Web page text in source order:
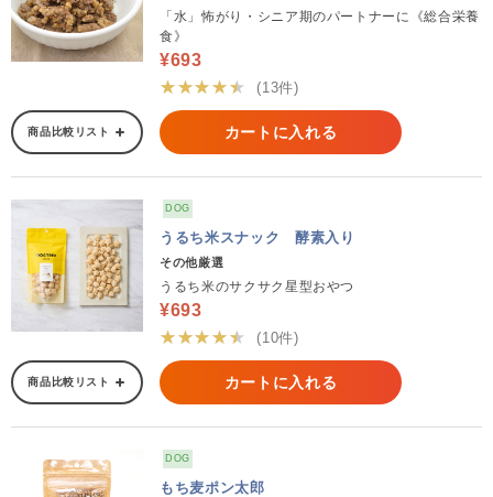
「水」怖がり・シニア期のパートナーに《総合栄養
食》
¥693
★★★★★
(13件)
商品比較リスト カートに入れる
DOG
うるち米スナック 酵素入り
その他厳選
うるち米のサクサク星型おやつ
¥693
★★★★★
(10件)
商品比較リスト カートに入れる
DOG
もち麦ポン太郎